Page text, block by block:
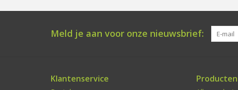
Meld je aan voor onze nieuwsbrief:
Klantenservice Producten